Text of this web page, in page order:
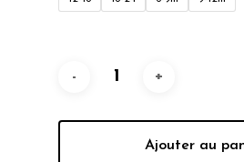
Était :
Ajouter au